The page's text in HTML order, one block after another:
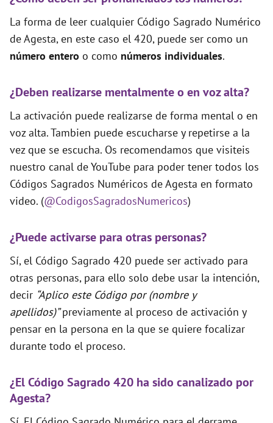
La forma de leer cualquier Código Sagrado Numérico
de Agesta, en este caso el 420, puede ser como un
número entero o como números individuales.
¿Deben realizarse mentalmente o en voz alta?
La activación puede realizarse de forma mental o en
voz alta. Tambien puede escucharse y repetirse a la
vez que se escucha. Os recomendamos que visiteis
nuestro canal de YouTube para poder tener todos los
Códigos Sagrados Numéricos de Agesta en formato
video. (@CodigosSagradosNumericos)
¿Puede activarse para otras personas?
Sí, el Código Sagrado 420 puede ser activado para
otras personas, para ello solo debe usar la intención,
decir “Aplico este Código por (nombre y
apellidos)”previamente al proceso de activación y
pensar en la persona en la que se quiere focalizar
durante todo el proceso.
¿El Código Sagrado 420 ha sido canalizado por
Agesta?